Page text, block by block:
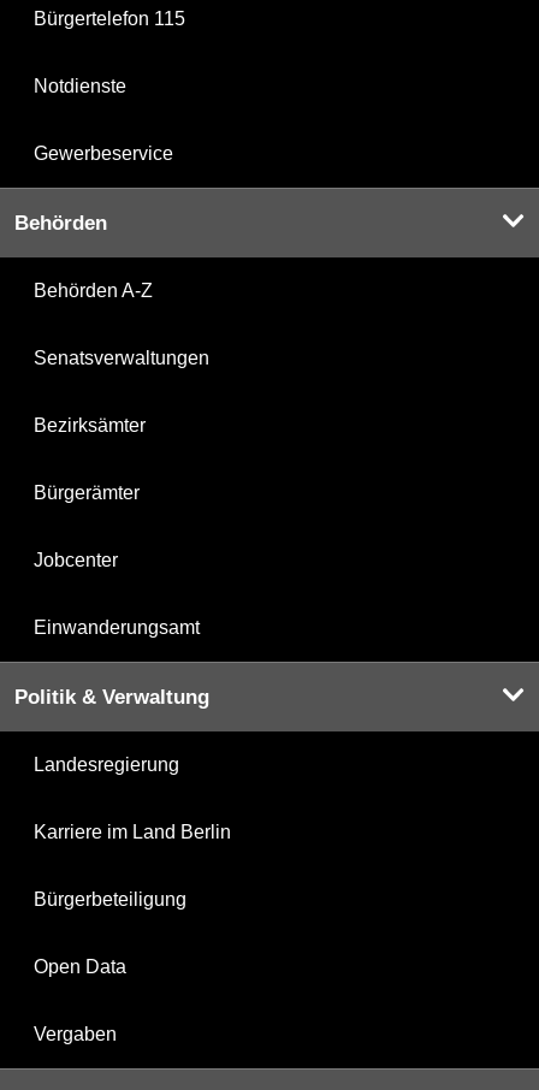
Bürgertelefon 115
Notdienste
Gewerbeservice
Behörden
Behörden A-Z
Senatsverwaltungen
Bezirksämter
Bürgerämter
Jobcenter
Einwanderungsamt
Politik & Verwaltung
Landesregierung
Karriere im Land Berlin
Bürgerbeteiligung
Open Data
Vergaben